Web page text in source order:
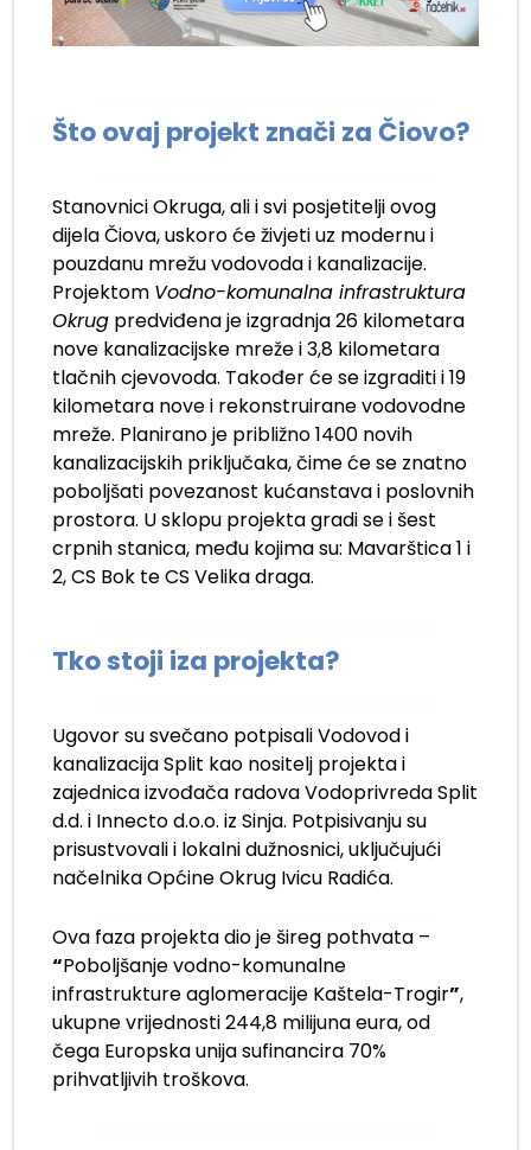
Što ovaj projekt znači za Čiovo?
Stanovnici Okruga, ali i svi posjetitelji ovog
dijela Čiova, uskoro će živjeti uz modernu i
pouzdanu mrežu vodovoda i kanalizacije.
Projektom Vodno-komunalna infrastruktura
Okrug predviđena je izgradnja 26 kilometara
nove kanalizacijske mreže i 3,8 kilometara
tlačnih cjevovoda. Također će se izgraditi i 19
kilometara nove i rekonstruirane vodovodne
mreže. Planirano je približno 1400 novih
kanalizacijskih priključaka, čime će se znatno
poboljšati povezanost kućanstava i poslovnih
prostora. U sklopu projekta gradi se i šest
crpnih stanica, među kojima su: Mavarštica 1 i
2, CS Bok te CS Velika draga.
Tko stoji iza projekta?
Ugovor su svečano potpisali Vodovod i
kanalizacija Split kao nositelj projekta i
zajednica izvođača radova Vodoprivreda Split
d.d. i Innecto d.o.o. iz Sinja. Potpisivanju su
prisustvovali i lokalni dužnosnici, uključujući
načelnika Općine Okrug Ivicu Radića.
Ova faza projekta dio je šireg pothvata –
“Poboljšanje vodno-komunalne
infrastrukture aglomeracije Kaštela-Trogir”,
ukupne vrijednosti 244,8 milijuna eura, od
čega Europska unija sufinancira 70%
prihvatljivih troškova.